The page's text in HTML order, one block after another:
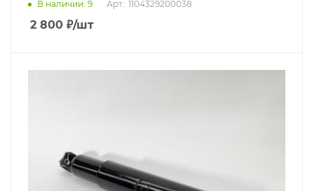
В наличии: 9 Арт.: 1104329200038
2 800 ₽/шт